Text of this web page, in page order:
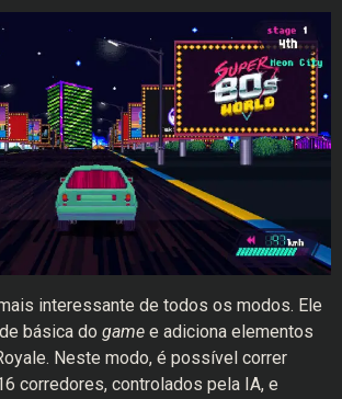
interessante de todos os modos. Ele
básica do game e adiciona elementos
Neste modo, é possível correr
corredores, controlados pela IA, e